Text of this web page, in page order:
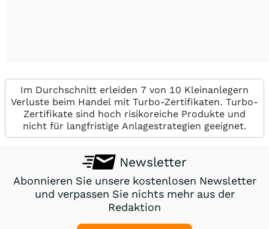
Im Durchschnitt erleiden 7 von 10 Kleinanlegern
Verluste beim Handel mit Turbo-Zertifikaten. Turbo-
Zertifikate sind hoch risikoreiche Produkte und
nicht für langfristige Anlagestrategien geeignet.
Newsletter
Abonnieren Sie unsere kostenlosen Newsletter
und verpassen Sie nichts mehr aus der
Redaktion